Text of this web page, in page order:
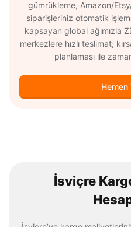
gümrükleme, Amazon/
siparişleriniz otomatik
kapsayan global ağımızla
merkezlere hızlı teslimat;
planlaması ile
Hemen
İsviçre